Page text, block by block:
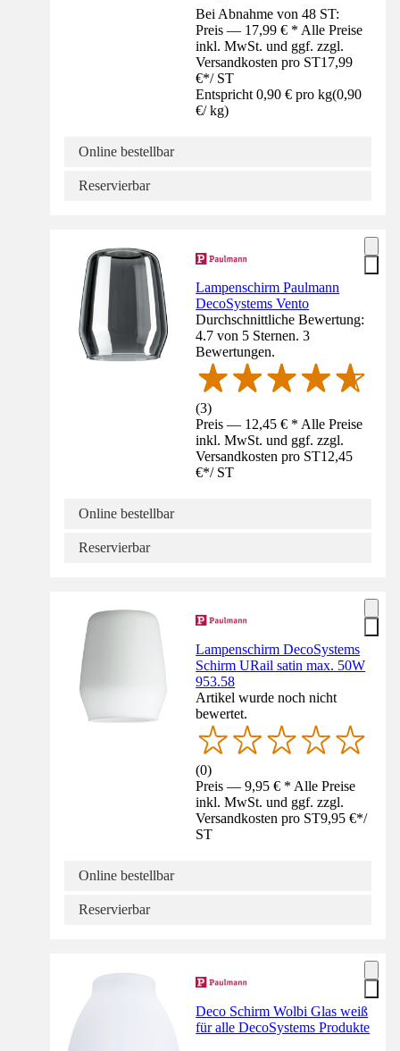
Bei Abnahme von 48 ST:
Preis — 17,99 € * Alle Preise
inkl. MwSt. und ggf. zzgl.
Versandkosten pro ST17,99
€*/ ST
Entspricht 0,90 € pro kg(0,90
€/ kg)
Online bestellbar
Reservierbar
Lampenschirm Paulmann
DecoSystems Vento
Durchschnittliche Bewertung:
4.7 von 5 Sternen. 3
Bewertungen.
(3)
Preis — 12,45 € * Alle Preise
inkl. MwSt. und ggf. zzgl.
Versandkosten pro ST12,45
€*/ ST
Online bestellbar
Reservierbar
Lampenschirm DecoSystems
Schirm URail satin max. 50W
953.58
Artikel wurde noch nicht
bewertet.
(0)
Preis — 9,95 € * Alle Preise
inkl. MwSt. und ggf. zzgl.
Versandkosten pro ST9,95 €*/
ST
Online bestellbar
Reservierbar
Deco Schirm Wolbi Glas weiß
für alle DecoSystems Produkte